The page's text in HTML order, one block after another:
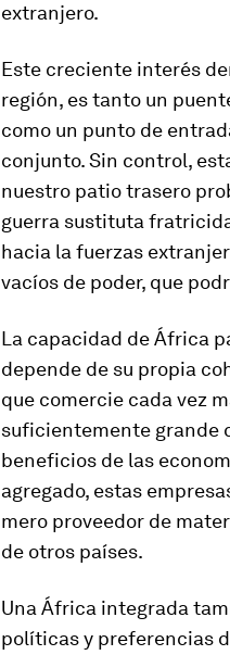
extranjero.
Este creciente interés
región, es tanto un
como un punto de
conjunto. Sin control,
nuestro patio trasero
guerra sustituta
hacia la fuerzas
vacíos de poder, que
La capacidad de África
depende de su propia
que comercie cada vez
suficientemente grande
beneficios de las
agregado, estas
mero proveedor de
de otros países.
Una África integrada
políticas y preferencias